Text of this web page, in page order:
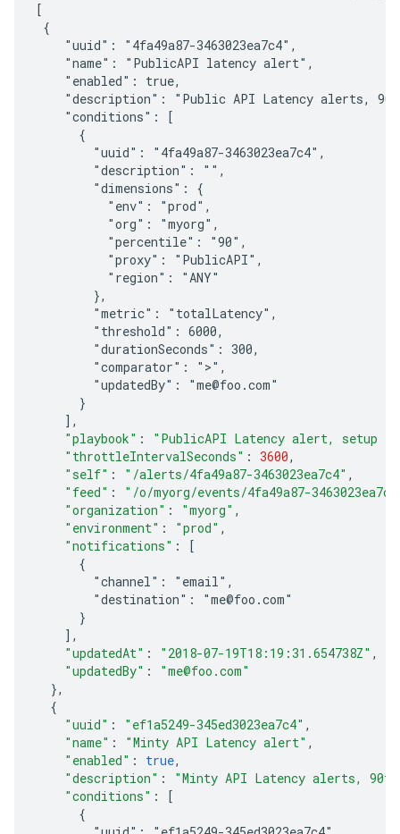
[
{
    "uuid": "4fa49a87-3463023ea7c4",
    "name": "PublicAPI latency alert",
    "enabled": true,
"description": "Public API Latency alerts,
    "conditions": [
      {
        "uuid": "4fa49a87-3463023ea7c4",
        "description": "",
        "dimensions": {
          "env": "prod",
          "org": "myorg",
          "percentile": "90",
          "proxy": "PublicAPI",
          "region": "ANY"
        },
        "metric": "totalLatency",
        "threshold": 6000,
        "durationSeconds": 300,
        "comparator": ">",
        "updatedBy": "me@foo.com"
      }
] ,
"playbook" :
"PublicAPI Latency alert, setup
"throttleIntervalSeconds" : 3600,
"self" : "/alerts/4fa49a87-3463023ea7c4" ,
"feed" :
"/o/myorg/events/4fa49a87-
"organization" : "myorg" ,
"environment" : "prod" ,
"notifications" :
[
      {
        "channel": "email",
        "destination": "me@foo.com"
      }
] ,
"updatedAt" : "2018-07-19T18:19:31.654738Z" ,
"updatedBy" :
"me@foo.com"
},
{
"uuid" : "ef1a5249-345ed3023ea7c4" ,
"name" : "Minty API Latency alert" ,
"enabled" : true,
"description" :
"Minty API Latency alerts,
"conditions" :
[
      {